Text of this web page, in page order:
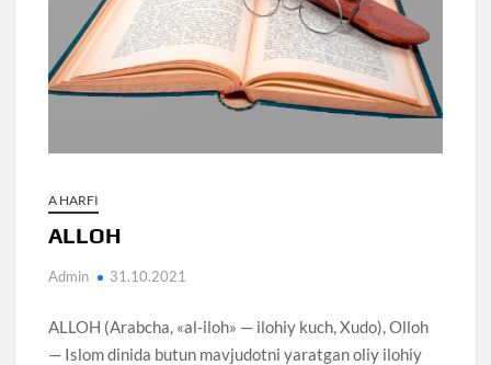
A HARFI
ALLOH
Admin 31.10.2021
ALLOH (Arabcha, «al-iloh» — ilohiy kuch, Xudo), Olloh
— Islom dinida butun mavjudotni yaratgan oliy ilohiy